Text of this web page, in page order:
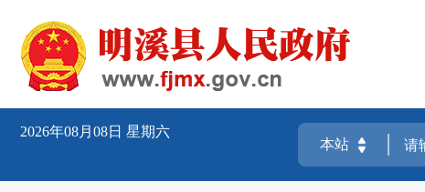
2026年08月08日 星期六